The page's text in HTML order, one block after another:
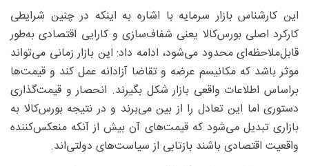
این کارشناس بازار سرمایه با اشاره به اینکه در چنین شرایطی
کارکرد اصلی بورس‌کالا یعنی شفاف‌سازی و کارایی اقتصادی به‌طور
قابل‌ملاحظه‌ای محدود می‌شود، ادامه داد: این بازار زمانی می‌تواند
موثر باشد که مکانیسم عرضه و تقاضا آزادانه عمل کند و قیمت‌ها
براساس اطلاعات واقعی بازار شکل بگیرند. انحصار و قیمت‌گذاری
دستوری اما این تعادل را از بین می‌برند و در نتیجه بورس‌کالا به
بازاری تبدیل می‌شود که قیمت‌های آن بیش از آنکه منعکس‌کننده
واقعیت اقتصادی باشند بازتابی از سیاست‌های دولتی‌اند.